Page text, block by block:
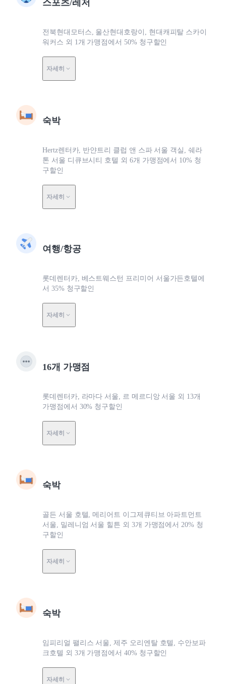
스포츠/레저
전북현대모터스, 울산현대호랑이, 현대캐피탈 스카이
워커스 외 1개 가맹점에서 50% 청구할인
자세히
숙박
Hertz렌터카, 반얀트리 클럽 앤 스파 서울 객실, 쉐라
톤 서울 디큐브시티 호텔 외 6개 가맹점에서 10% 청
구할인
자세히
여행/항공
롯데렌터카, 베스트웨스턴 프리미어 서울가든호텔에
서 35% 청구할인
자세히
16개 가맹점
롯데렌터카, 라마다 서울, 르 메르디앙 서울 외 13개
가맹점에서 30% 청구할인
자세히
숙박
골든 서울 호텔, 메리어트 이그제큐티브 아파트먼트
서울, 밀레니엄 서울 힐튼 외 3개 가맹점에서 20% 청
구할인
자세히
숙박
임피리얼 팰리스 서울, 제주 오리엔탈 호텔, 수안보파
크호텔 외 3개 가맹점에서 40% 청구할인
자세히